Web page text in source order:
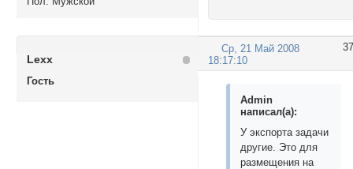
37
Ср, 21 Май 2008
18:17:10
Lexx
Гость
Admin
написал(а):
У экспорта задачи
другие. Это для
размещения на